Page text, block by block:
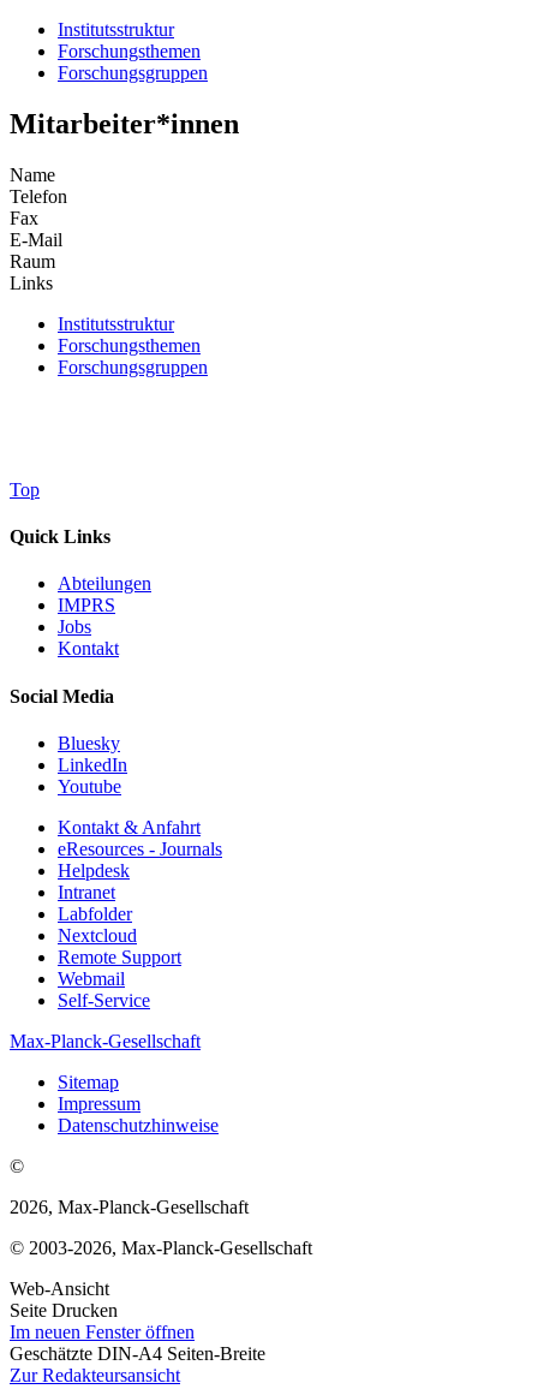
Institutsstruktur
Forschungsthemen
Forschungsgruppen
Mitarbeiter*innen
Name
Telefon
Fax
E-Mail
Raum
Links
Institutsstruktur
Forschungsthemen
Forschungsgruppen
Top
Quick Links
Abteilungen
IMPRS
Jobs
Kontakt
Social Media
Bluesky
LinkedIn
Youtube
Kontakt & Anfahrt
eResources - Journals
Helpdesk
Intranet
Labfolder
Nextcloud
Remote Support
Webmail
Self-Service
Max-Planck-Gesellschaft
Sitemap
Impressum
Datenschutzhinweise
©
2026, Max-Planck-Gesellschaft
© 2003-2026, Max-Planck-Gesellschaft
Web-Ansicht
Seite Drucken
Im neuen Fenster öffnen
Geschätzte DIN-A4 Seiten-Breite
Zur Redakteursansicht